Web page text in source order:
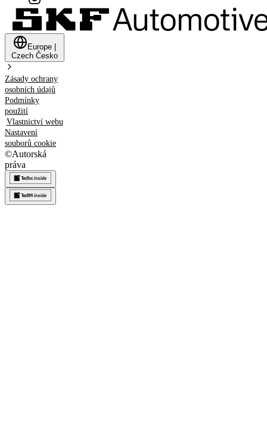
Europe
Czech Česko
Zásady ochrany
osobních údajů
Podmínky
použití
Vlastnictví webu
Nastavení
souborů cookie
©Autorská
práva